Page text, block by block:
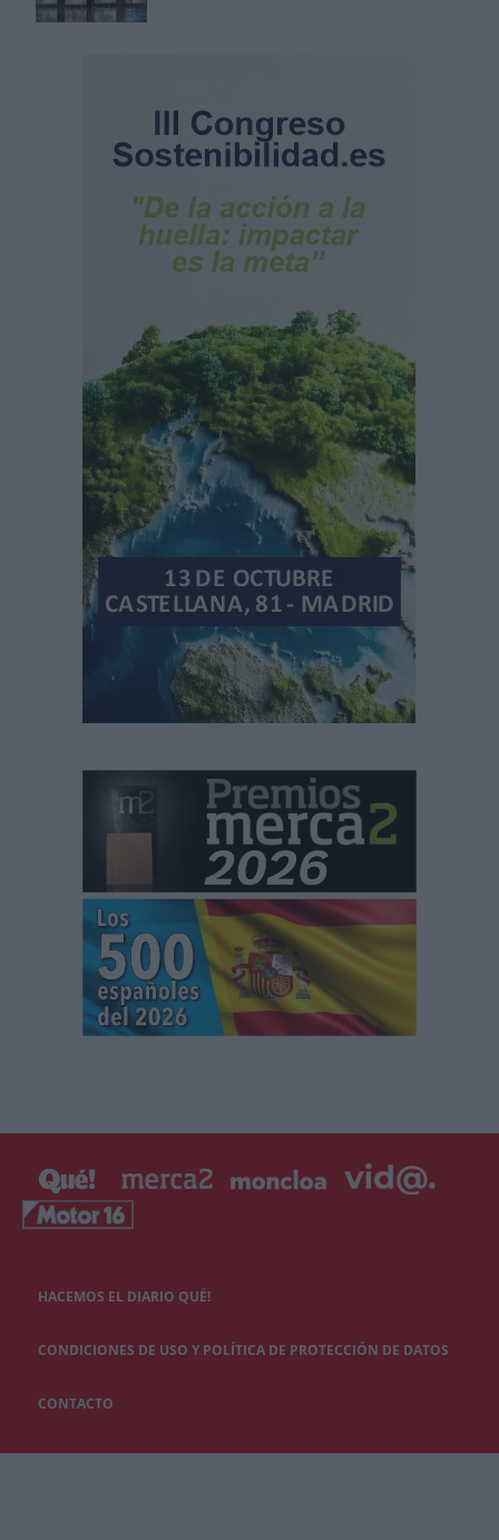
HACEMOS EL DIARIO QUÉ!
CONDICIONES DE USO Y POLÍTICA DE PROTECCIÓN DE DATOS
CONTACTO